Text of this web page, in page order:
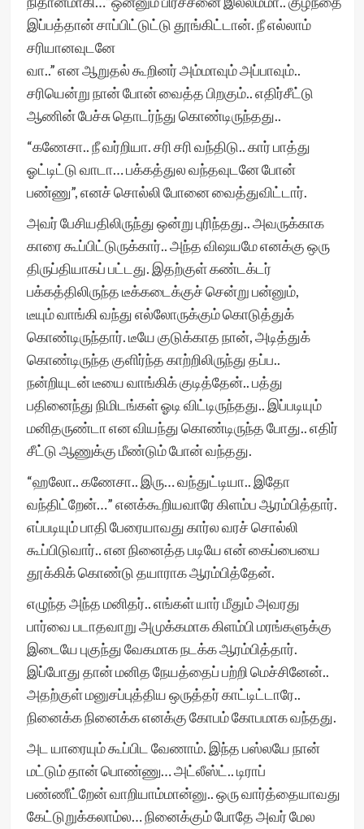
இப்பத்தான் சாப்பிட்டுட்டு தூங்கிட்டான். நீ எல்லாம்
சரியானவுடனே
வா..” என ஆறுதல் கூறினர் அம்மாவும் அப்பாவும்..
சரியென்று நான் போன் வைத்த பிறகும்.. எதிர்சீட்டு
ஆணின் பேச்சு தொடர்ந்து கொண்டிருந்தது..
“கணேசா.. நீ வர்றியா. சரி சரி வந்திடு.. கார் பாத்து
ஓட்டிட்டு வாடா… பக்கத்துல வந்தவுடனே போன்
பண்ணு”, எனச் சொல்லி போனை வைத்துவிட்டார்.
அவர் பேசியதிலிருந்து ஒன்று புரிந்தது.. அவருக்காக
காரை கூப்பிட்டுருக்கார்.. அந்த விஷயமே எனக்கு ஒரு
திருப்தியாகப் பட்டது. இதற்குள் கண்டக்டர்
பக்கத்திலிருந்த டீக்கடைக்குச் சென்று பன்னும்,
டீயும் வாங்கி வந்து எல்லோருக்கும் கொடுத்துக்
கொண்டிருந்தார். டீயே குடுக்காத நான், அடித்துக்
கொண்டிருந்த குளிர்ந்த காற்றிலிருந்து தப்ப..
நன்றியுடன் டீயை வாங்கிக் குடித்தேன்.. பத்து
பதினைந்து நிமிடங்கள் ஓடி விட்டிருந்தது.. இப்படியும்
மனிதருண்டா என வியந்து கொண்டிருந்த போது.. எதிர்
சீட்டு ஆணுக்கு மீண்டும் போன் வந்தது.
“ஹலோ.. கணேசா.. இரு… வந்துட்டியா.. இதோ
வந்திட்றேன்…” எனக்கூறியவாரே கிளம்ப ஆரம்பித்தார்.
எப்படியும் பாதி பேரையாவது கார்ல வரச் சொல்லி
கூப்பிடுவார்.. என நினைத்த படியே என் கைப்பையை
தூக்கிக் கொண்டு தயாராக ஆரம்பித்தேன்.
எழுந்த அந்த மனிதர்.. எங்கள் யார் மீதும் அவரது
பார்வை படாதவாறு அமுக்கமாக கிளம்பி மரங்களுக்கு
இடையே புகுந்து வேகமாக நடக்க ஆரம்பித்தார்.
இப்போது தான் மனித நேயத்தைப் பற்றி மெச்சினேன்..
அதற்குள் மனுசப்புத்திய ஒருத்தர் காட்டிட்டாரே..
நினைக்க நினைக்க எனக்கு கோபம் கோபமாக வந்தது.
அட யாரையும் கூப்பிட வேணாம். இந்த பஸ்லயே நான்
மட்டும் தான் பொண்ணு… அட்லீஸ்ட்.. டிராப்
பண்ணீட்றேன் வாறியாம்மான்னு.. ஒரு வார்த்தையாவது
கேட்டுறுக்கலாம்ல… நினைக்கும் போதே அவர் மேல